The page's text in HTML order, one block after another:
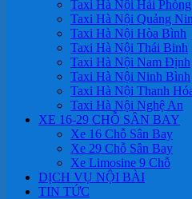
Taxi Hà Nội Hải Phòng
Taxi Hà Nội Quảng
Taxi Hà Nội Hòa Bình
Taxi Hà Nội Thái Binh
Taxi Hà Nội Nam Định
Taxi Hà Nội Ninh Bình
Taxi Hà Nội Thanh
Taxi Hà Nội Nghệ An
XE 16-29 CHỖ SÂN BAY
Xe 16 Chỗ Sân Bay
Xe 29 Chỗ Sân Bay
Xe Limosine 9 Chỗ
DỊCH VỤ NỘI BÀI
TIN TỨC